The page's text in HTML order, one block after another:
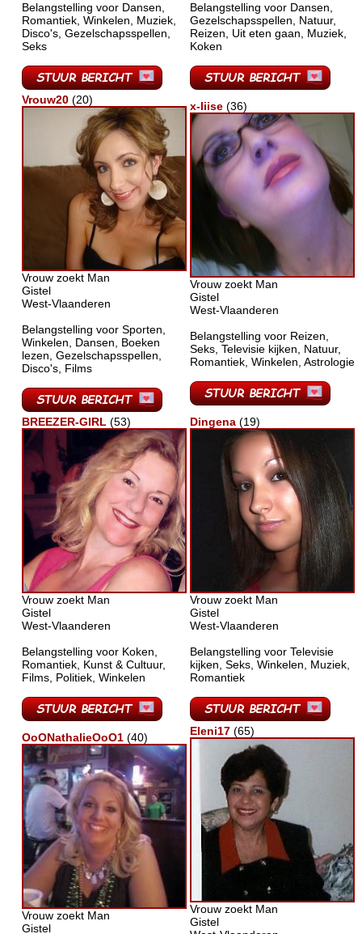
Belangstelling voor Dansen,
Romantiek, Winkelen, Muziek,
Disco's, Gezelschapsspellen,
Seks
Belangstelling voor Dansen,
Gezelschapsspellen, Natuur,
Reizen, Uit eten gaan, Muziek,
Koken
Vrouw20 (20)
Vrouw zoekt Man
Gistel
West-Vlaanderen
Belangstelling voor Sporten,
Winkelen, Dansen, Boeken
lezen, Gezelschapsspellen,
Disco's, Films
x-liise (36)
Vrouw zoekt Man
Gistel
West-Vlaanderen
Belangstelling voor Reizen,
Seks, Televisie kijken, Natuur,
Romantiek, Winkelen, Astrologie
BREEZER-GIRL (53)
Vrouw zoekt Man
Gistel
West-Vlaanderen
Belangstelling voor Koken,
Romantiek, Kunst & Cultuur,
Films, Politiek, Winkelen
Dingena (19)
Vrouw zoekt Man
Gistel
West-Vlaanderen
Belangstelling voor Televisie
kijken, Seks, Winkelen, Muziek,
Romantiek
OoONathalieOoO1 (40)
Vrouw zoekt Man
Gistel
Eleni17 (65)
Vrouw zoekt Man
Gistel